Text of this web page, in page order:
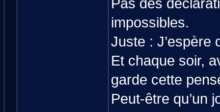
Pas des
impossibles.
Juste : J’espère
Et chaque soir,
garde cette
Peut-être qu’un